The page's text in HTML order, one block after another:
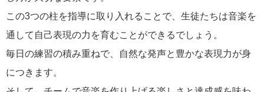
この3つの柱を指導に取り入れることで、生徒たちは音楽を
通して自己表現の力を育むことができるでしょう。
毎日の練習の積み重ねで、自然な発声と豊かな表現力が身
につきます。